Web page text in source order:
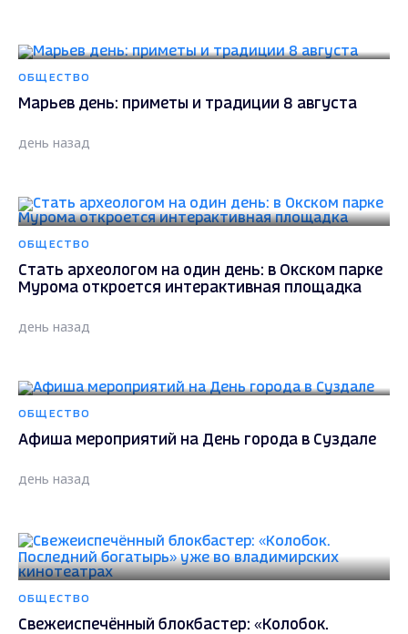
ОБЩЕСТВО
Марьев день: приметы и традиции 8 августа
день назад
ОБЩЕСТВО
Стать археологом на один день: в Окском парке
Мурома откроется интерактивная площадка
день назад
ОБЩЕСТВО
Афиша мероприятий на День города в Суздале
день назад
ОБЩЕСТВО
Свежеиспечённый блокбастер: «Колобок.